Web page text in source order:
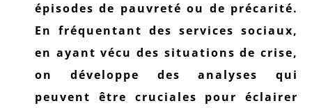
épisodes de pauvreté ou de précarité.
En fréquentant des services sociaux,
en ayant vécu des situations de crise,
on développe des analyses qui
peuvent être cruciales pour éclairer